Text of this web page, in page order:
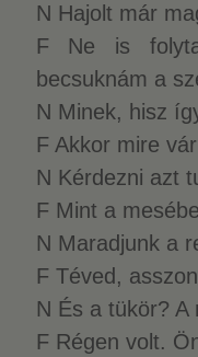
N Hajolt már
F Ne is
becsuknám a
N Minek, hisz
F Akkor mire
N Kérdezni azt
F Mint a
N Maradjunk a
F Téved,
N És a tükör? A
F Régen volt.